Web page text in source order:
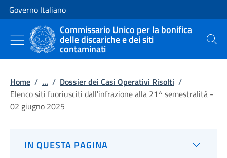
Vai al contenuto
Vai alla navigazione del sito
Governo Italiano
Commissario Unico per la bonifica
delle discariche e dei siti
contaminati Cerca
Home / ... / Dossier dei Casi Operativi Risolti /
Elenco siti fuoriusciti dall'infrazione alla 21^ semestralità -
02 giugno 2025
IN QUESTA PAGINA